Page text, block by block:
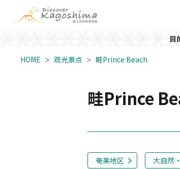
目
HOME 观光景点 畦Prince Beach
畦Prince
奄美地区 大自然